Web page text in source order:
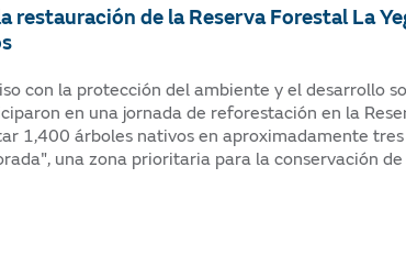
restauración de la Reserva Forestal La
con la protección del ambiente y el desarrollo
en una jornada de reforestación en la
1,400 árboles nativos en aproximadamente
una zona prioritaria para la conservación